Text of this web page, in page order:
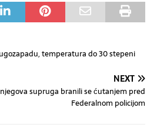
temperatura do 30 stepeni
NEXT
njegova supruga branili se ćutanjem pred
Federalnom policijom